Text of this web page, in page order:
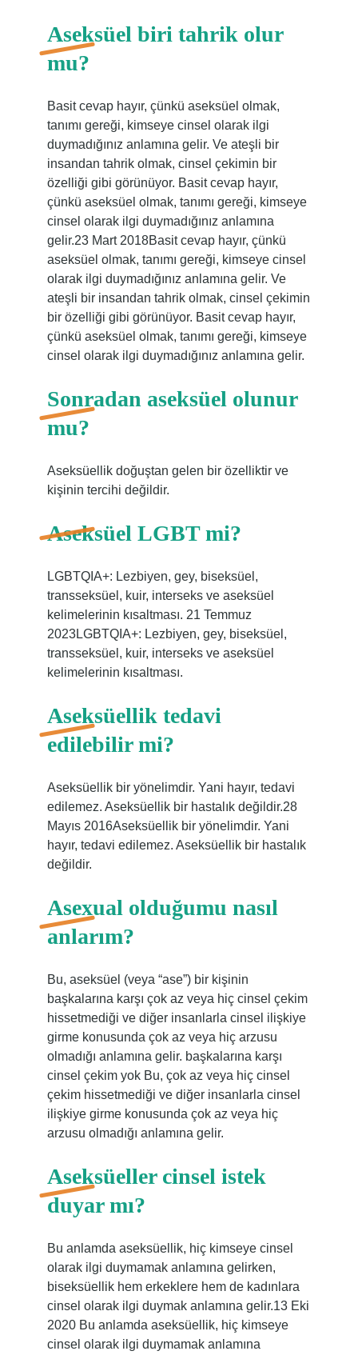
Aseksüel biri tahrik olur
mu?
Basit cevap hayır, çünkü aseksüel olmak,
tanımı gereği, kimseye cinsel olarak ilgi
duymadığınız anlamına gelir. Ve ateşli bir
insandan tahrik olmak, cinsel çekimin bir
özelliği gibi görünüyor. Basit cevap hayır,
çünkü aseksüel olmak, tanımı gereği, kimseye
cinsel olarak ilgi duymadığınız anlamına
gelir.23 Mart 2018Basit cevap hayır, çünkü
aseksüel olmak, tanımı gereği, kimseye cinsel
olarak ilgi duymadığınız anlamına gelir. Ve
ateşli bir insandan tahrik olmak, cinsel çekimin
bir özelliği gibi görünüyor. Basit cevap hayır,
çünkü aseksüel olmak, tanımı gereği, kimseye
cinsel olarak ilgi duymadığınız anlamına gelir.
Sonradan aseksüel olunur
mu?
Aseksüellik doğuştan gelen bir özelliktir ve
kişinin tercihi değildir.
Aseksüel LGBT mi?
LGBTQIA+: Lezbiyen, gey, biseksüel,
transseksüel, kuir, interseks ve aseksüel
kelimelerinin kısaltması. 21 Temmuz
2023LGBTQIA+: Lezbiyen, gey, biseksüel,
transseksüel, kuir, interseks ve aseksüel
kelimelerinin kısaltması.
Aseksüellik tedavi
edilebilir mi?
Aseksüellik bir yönelimdir. Yani hayır, tedavi
edilemez. Aseksüellik bir hastalık değildir.28
Mayıs 2016Aseksüellik bir yönelimdir. Yani
hayır, tedavi edilemez. Aseksüellik bir hastalık
değildir.
Asexual olduğumu nasıl
anlarım?
Bu, aseksüel (veya “ase”) bir kişinin
başkalarına karşı çok az veya hiç cinsel çekim
hissetmediği ve diğer insanlarla cinsel ilişkiye
girme konusunda çok az veya hiç arzusu
olmadığı anlamına gelir. başkalarına karşı
cinsel çekim yok Bu, çok az veya hiç cinsel
çekim hissetmediği ve diğer insanlarla cinsel
ilişkiye girme konusunda çok az veya hiç
arzusu olmadığı anlamına gelir.
Aseksüeller cinsel istek
duyar mı?
Bu anlamda aseksüellik, hiç kimseye cinsel
olarak ilgi duymamak anlamına gelirken,
biseksüellik hem erkeklere hem de kadınlara
cinsel olarak ilgi duymak anlamına gelir.13 Eki
2020 Bu anlamda aseksüellik, hiç kimseye
cinsel olarak ilgi duymamak anlamına